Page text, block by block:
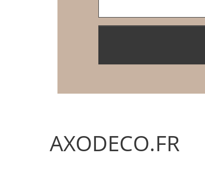
AXODECO.FR